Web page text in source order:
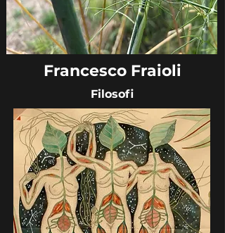
Francesco Fraioli
Filosofi